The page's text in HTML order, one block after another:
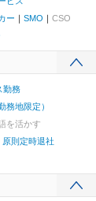
ー SMO
CSO
勤務
務地限定）
を活かす
原則定時退社